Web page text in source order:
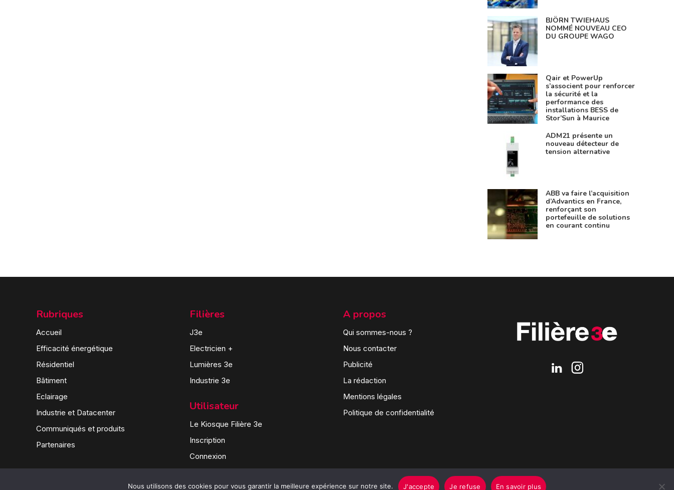
BJÖRN TWIEHAUS
NOMMÉ NOUVEAU CEO
DU GROUPE WAGO
Qair et PowerUp
s’associent pour renforcer
la sécurité et la
performance des
installations BESS de
Stor’Sun à Maurice
ADM21 présente un
nouveau détecteur de
tension alternative
ABB va faire l’acquisition
d’Advantics en France,
renforçant son
portefeuille de solutions
en courant continu
Rubriques
Accueil
Efficacité énergétique
Résidentiel
Bâtiment
Eclairage
Industrie et Datacenter
Communiqués et produits
Partenaires
Filières
J3e
Electricien +
Lumières 3e
Industrie 3e
Utilisateur
Le Kiosque Filière 3e
Inscription
Connexion
A propos
Qui sommes-nous ?
Nous contacter
Publicité
La rédaction
Mentions légales
Politique de confidentialité
Nous utilisons des cookies pour vous garantir la meilleure expérience sur notre site. J'accepte Je refuse En savoir plus